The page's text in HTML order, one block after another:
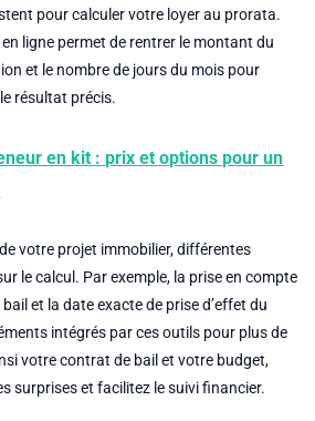
pour calculer votre loyer au prorata.
en ligne permet de rentrer le montant du
et le nombre de jours du mois pour
résultat précis.
en kit : prix et options pour un
votre projet immobilier, différentes
le calcul. Par exemple, la prise en compte
et la date exacte de prise d’effet du
intégrés par ces outils pour plus de
votre contrat de bail et votre budget,
surprises et facilitez le suivi financier.